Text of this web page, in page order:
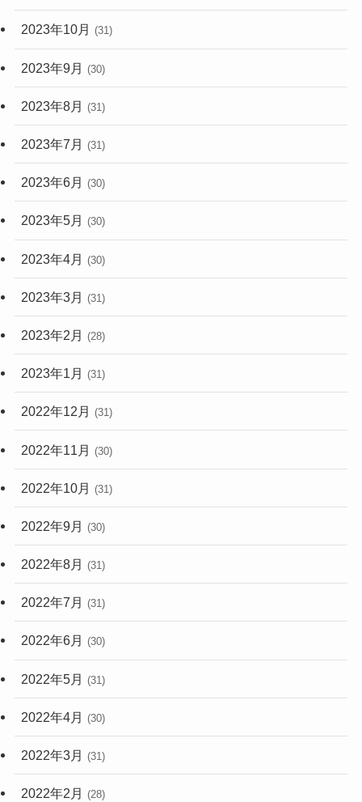
2023年10月 (31)
2023年9月 (30)
2023年8月 (31)
2023年7月 (31)
2023年6月 (30)
2023年5月 (30)
2023年4月 (30)
2023年3月 (31)
2023年2月 (28)
2023年1月 (31)
2022年12月 (31)
2022年11月 (30)
2022年10月 (31)
2022年9月 (30)
2022年8月 (31)
2022年7月 (31)
2022年6月 (30)
2022年5月 (31)
2022年4月 (30)
2022年3月 (31)
2022年2月 (28)